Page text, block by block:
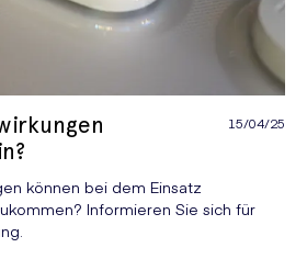
15/04/25
können bei dem Einsatz
Informieren Sie sich für